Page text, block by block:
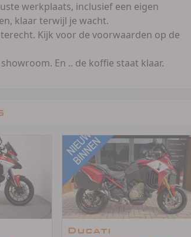
werkplaats, inclusief een eigen
klaar terwijl je wacht.
Kijk voor de voorwaarden op de
En .. de koffie staat klaar.
Ducati